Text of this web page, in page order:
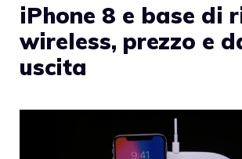
iPhone 8 e base di
wireless, prezzo e
uscita